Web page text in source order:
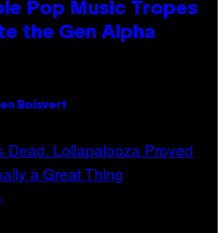
Pop Music Tropes
the Gen Alpha
Boisvert